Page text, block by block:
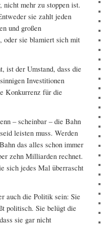
mehr zu stoppen ist.
sie zahlt jeden
und großen
oder sie blamiert sich mit
ist der Umstand, dass die
Investitionen
Konkurrenz für die
– scheinbar – die Bahn
leisten muss. Werden
das alles schon immer
zehn Milliarden rechnet.
sich jedes Mal überrascht
auch die Politik sein: Sie
politisch. Sie belügt die
sie gar nicht